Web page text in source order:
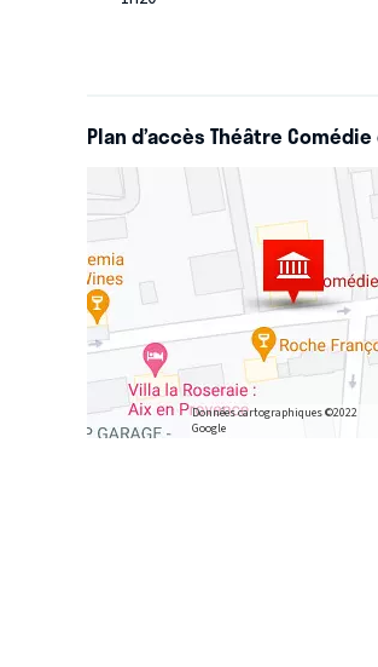
Plan d’accès Théâtre
Données cartographiques ©2022
Google